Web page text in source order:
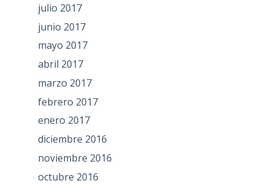
julio 2017
junio 2017
mayo 2017
abril 2017
marzo 2017
febrero 2017
enero 2017
diciembre 2016
noviembre 2016
octubre 2016